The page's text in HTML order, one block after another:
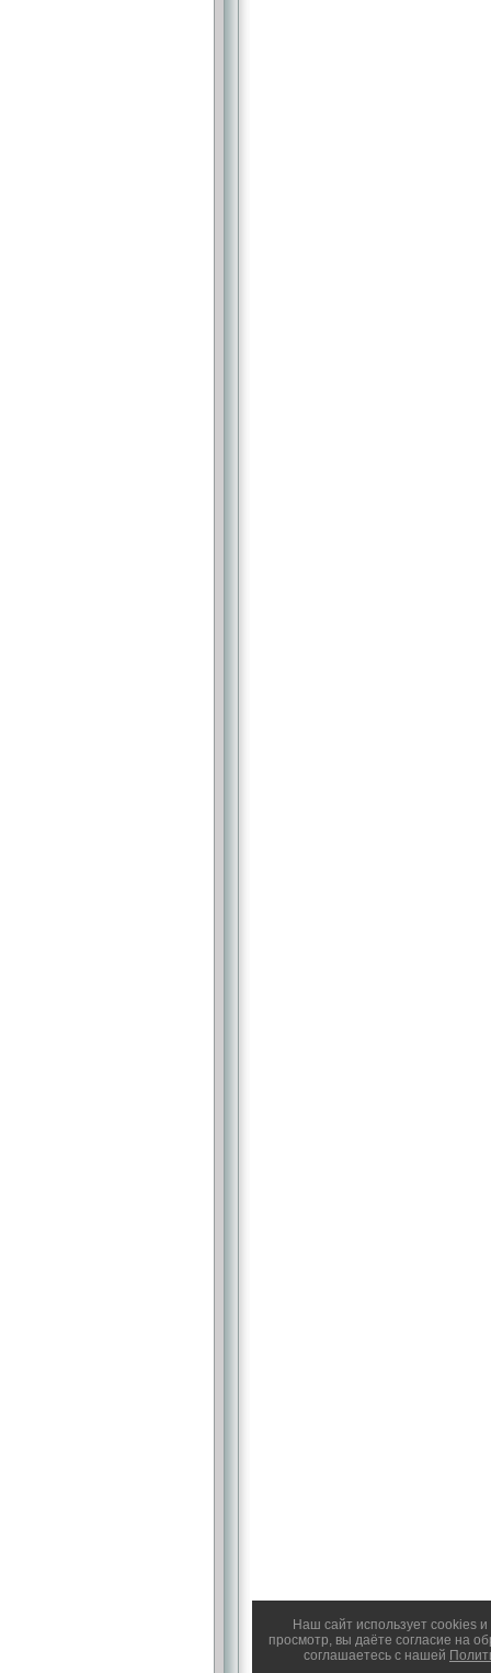
Наш сайт использует cookies
просмотр, вы даёте согласие на
соглашаетесь с нашей